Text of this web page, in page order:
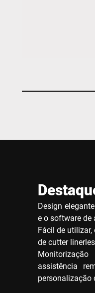
Design
e o software de
Fácil de
de cutter
assistência
personalização